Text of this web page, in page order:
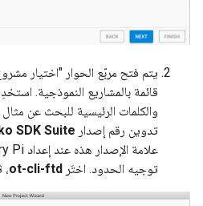
يتم فتح مربّع الحوار "اختيار
قائمة بالمشاريع النموذجية.
والكلمات الرئيسية للبحث عن
تدوين رقم إصدار SDK Suite
توجيه الحدود. اختَر ot-cli-ftd،